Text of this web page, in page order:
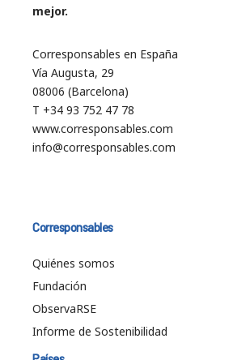
mejor.
Corresponsables en España
Vía Augusta, 29
08006 (Barcelona)
T +34 93 752 47 78
www.corresponsables.com
info@corresponsables.com
Corresponsables
Quiénes somos
Fundación
ObservaRSE
Informe de Sostenibilidad